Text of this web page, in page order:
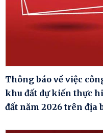
Thông báo về việc
khu đất dự kiến thực
đất năm 2026 trên